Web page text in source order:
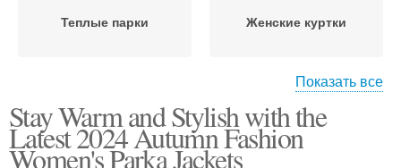
Теплые парки Женские куртки
Парка с юбкой Образа в женской парке
Показать все
Stay Warm and Stylish with the
Latest 2024 Autumn Fashion
Women's Parka Jackets